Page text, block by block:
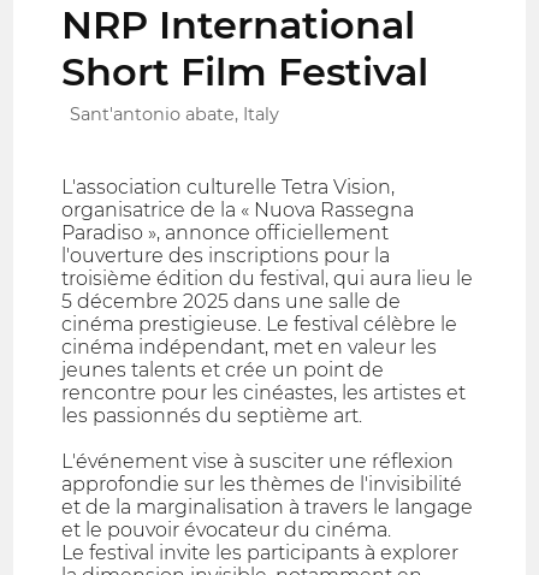
NRP International
Short Film Festival
Sant'antonio abate, Italy
L'association culturelle Tetra Vision,
organisatrice de la « Nuova Rassegna
Paradiso », annonce officiellement
l'ouverture des inscriptions pour la
troisième édition du festival, qui aura lieu le
5 décembre 2025 dans une salle de
cinéma prestigieuse. Le festival célèbre le
cinéma indépendant, met en valeur les
jeunes talents et crée un point de
rencontre pour les cinéastes, les artistes et
les passionnés du septième art.
L'événement vise à susciter une réflexion
approfondie sur les thèmes de l'invisibilité
et de la marginalisation à travers le langage
et le pouvoir évocateur du cinéma.
Le festival invite les participants à explorer